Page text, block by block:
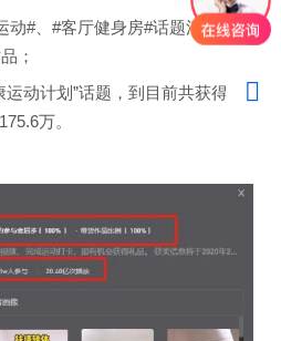
动#、#客厅健身房#话题活动，到
；
运动计划”话题，到目前共获得
万。